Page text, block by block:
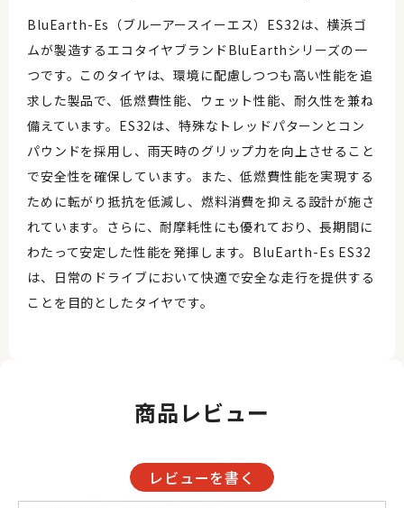
BluEarth-Es（ブルーアースイーエス）ES32は、横浜ゴ
ムが製造するエコタイヤブランドBluEarthシリーズの一
つです。このタイヤは、環境に配慮しつつも高い性能を追
求した製品で、低燃費性能、ウェット性能、耐久性を兼ね
備えています。ES32は、特殊なトレッドパターンとコン
パウンドを採用し、雨天時のグリップ力を向上させること
で安全性を確保しています。また、低燃費性能を実現する
ために転がり抵抗を低減し、燃料消費を抑える設計が施さ
れています。さらに、耐摩耗性にも優れており、長期間に
わたって安定した性能を発揮します。BluEarth-Es ES32
は、日常のドライブにおいて快適で安全な走行を提供する
ことを目的としたタイヤです。
商品レビュー
レビューを書く